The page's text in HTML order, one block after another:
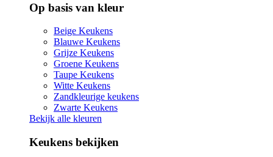
Op basis van kleur
Beige Keukens
Blauwe Keukens
Grijze Keukens
Groene Keukens
Taupe Keukens
Witte Keukens
Zandkleurige keukens
Zwarte Keukens
Bekijk alle kleuren
Keukens bekijken